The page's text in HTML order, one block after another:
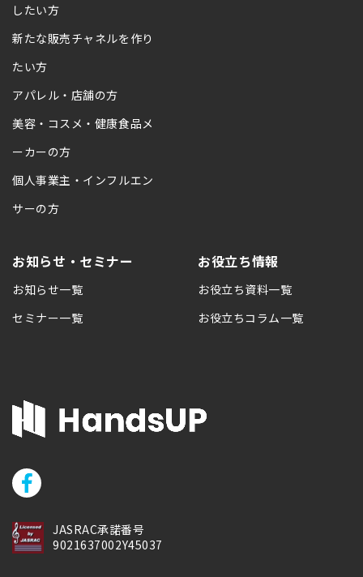
したい方
新たな販売チャネルを作り
たい方
アパレル・店舗の方
美容・コスメ・健康食品メ
ーカーの方
個人事業主・インフルエン
サーの方
お知らせ・セミナー
お知らせ一覧
セミナー一覧
お役立ち情報
お役立ち資料一覧
お役立ちコラム一覧
JASRAC承諾番号
9021637002Y45037